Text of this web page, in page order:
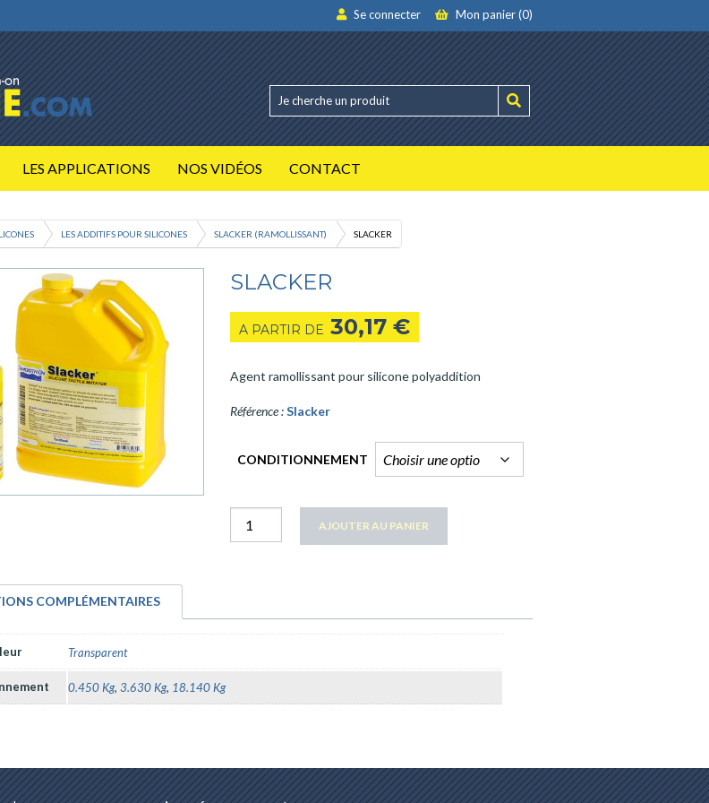
Se connecter Mon panier (0)
LES APPLICATIONS NOS VIDÉOS CONTACT
LES ADDITIFS POUR SILICONES SLACKER (RAMOLLISSANT) SLACKER
SLACKER
A PARTIR DE 30,17 €
Agent ramollissant pour silicone polyaddition
Référence :Slacker
CONDITIONNEMENT
quantité
Slacker
AJOUTER AU PANIER
COMPLÉMENTAIRES
Transparent
0.450 Kg, 3.630 Kg, 18.140 Kg